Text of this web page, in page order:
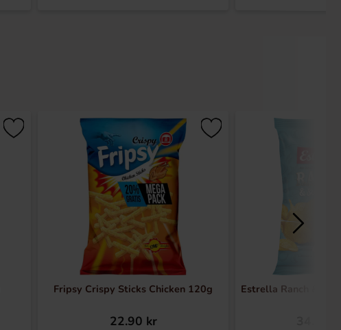
Fripsy Crispy Sticks Chicken 120g
22.90 kr
Estrella Ranch &